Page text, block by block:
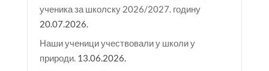
ученика за школску 2026/2027. годину
20.07.2026.
Наши ученици учествовали у школи у
природи. 13.06.2026.